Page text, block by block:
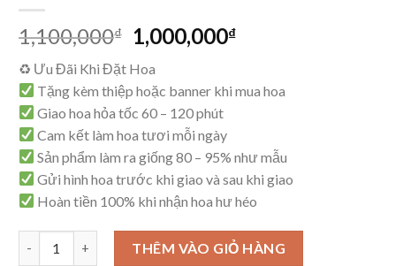
1,100,000₫
Giá
gốc
là:
1,100,000₫.
1,000,000₫Giá
là:
♻ Ưu Đãi Khi Đặt Hoa
Tặng kèm thiệp hoặc banner khi mua hoa
Giao hoa hỏa tốc 60 – 120 phút
Cam kết làm hoa tươi mỗi ngày
Sản phẩm làm ra giống 80 – 95% như mẫu
Gửi hình hoa trước khi giao và sau khi giao
Hoàn tiền 100% khi nhận hoa hư héo
Mẫu Hoa Viếng – V63 số lượngTHÊM VÀO GIỎ HÀNG